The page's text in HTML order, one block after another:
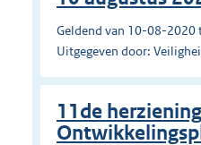
Geldend van 10-08-2020
Uitgegeven door:
11de